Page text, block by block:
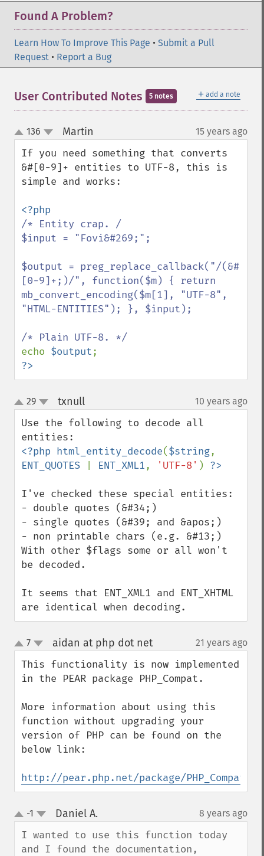
Found A Problem?
Learn How To Improve This Page • Submit a Pull
Request • Report a Bug
＋ add a note
User Contributed Notes 5 notes
up
down
136 Martin 15 years ago
If you need something that converts
&#[0-9]+ entities to UTF-8, this is
simple and works:
/* Entity crap. /
$input = "Fovi&#269;";
$output = preg_replace_callback("/(&#
[0-9]+;)/", function($m) { return
mb_convert_encoding($m[1], "UTF-8",
"HTML-ENTITIES"); }, $input);
echo $output
?>
up
down
29 txnull¶ 10 years ago
Use the following to decode all
<?php html_entity_decode($string
ENT_QUOTES
ENT_XML1, 'UTF-8' )
I've checked these special entities:
- double quotes (&#34;)
- single quotes (&#39; and &apos;)
- non printable chars (e.g. &#13;)
With other $flags some or all won't
be decoded.
It seems that ENT_XML1 and ENT_XHTML
are identical when decoding.
up
down
7 aidan at php dot net¶ 21 years ago
This functionality is now implemented
in the PEAR package PHP_Compat.
More information about using this
function without upgrading your
version of PHP can be found on the
below link:
http://pear.php.net/package/PHP_Compat
up
down
-1 Daniel A. 8 years ago
I wanted to use this function today
and I found the documentation,